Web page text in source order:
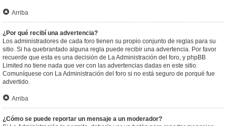
Arriba
¿Por qué recibí una advertencia?
Los administradores de cada foro tienen su propio conjunto de reglas para su
sitio. Si ha quebrantado alguna regla puede recibir una advertencia. Por favor
recuerde que esta es una decisión de La Administración del foro, y phpBB
Limited no tiene nada que ver con las advertencias dadas en este sitio.
Comuníquese con La Administración del foro si no está seguro de porqué fue
advertido.
Arriba
¿Cómo se puede reportar un mensaje a un moderador?